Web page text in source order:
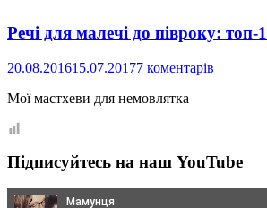
Речі для малечі до півроку: топ-
20.08.201615.07.20177 коментарів
Мої мастхеви для немовлятка
Підписуйтесь на наш YouTube